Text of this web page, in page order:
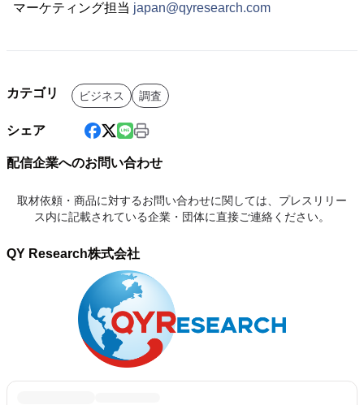
マーケティング担当 japan@qyresearch.com
カテゴリ ビジネス 調査
シェア
配信企業へのお問い合わせ
取材依頼・商品に対するお問い合わせに関しては、プレスリリー
ス内に記載されている企業・団体に直接ご連絡ください。
QY Research株式会社